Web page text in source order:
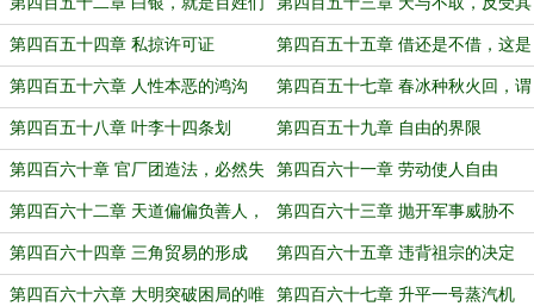
的血汗钱 咎
第四百五十四章 私掠许可证 第四百五十五章 借还是不借，这是
一个问题
第四百五十六章 人性本恶的鸿沟 第四百五十七章 春冰种秋火回，谓
之雁行
第四百五十八章 叶李十四条划 第四百五十九章 自由的界限
第四百六十章 官厂团造法，必然失
败！
第四百六十一章 劳动使人自由
第四百六十二章 天道偏偏负善人，
世事翻腾似转轮
第四百六十三章 抛开军事威胁不
谈，推广海外宝钞
第四百六十四章 三角贸易的形成 第四百六十五章 违背祖宗的决定
第四百六十六章 大明突破困局的唯 第四百六十七章 升平一号蒸汽机